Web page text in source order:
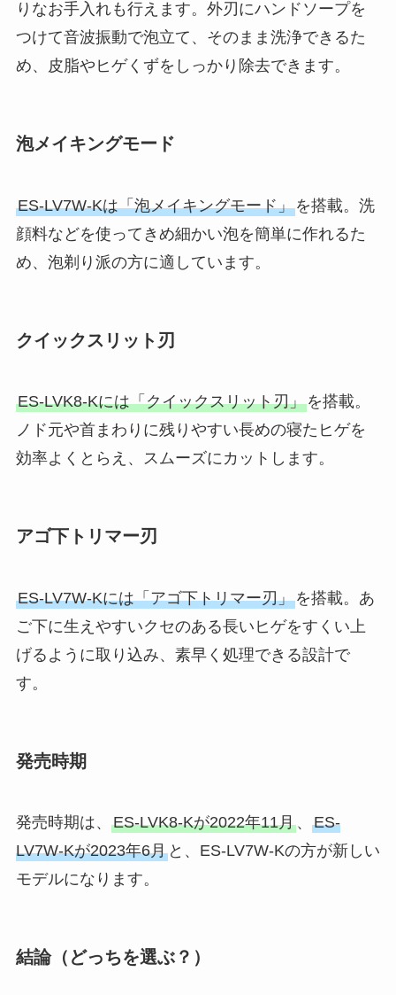
りなお手入れも行えます。外刃にハンドソープを
つけて音波振動で泡立て、そのまま洗浄できるた
め、皮脂やヒゲくずをしっかり除去できます。
泡メイキングモード
ES-LV7W-Kは「泡メイキングモード」を搭載。洗
顔料などを使ってきめ細かい泡を簡単に作れるた
め、泡剃り派の方に適しています。
クイックスリット刃
ES-LVK8-Kには「クイックスリット刃」を搭載。
ノド元や首まわりに残りやすい長めの寝たヒゲを
効率よくとらえ、スムーズにカットします。
アゴ下トリマー刃
ES-LV7W-Kには「アゴ下トリマー刃」を搭載。あ
ご下に生えやすいクセのある長いヒゲをすくい上
げるように取り込み、素早く処理できる設計で
す。
発売時期
発売時期は、 ES-LVK8-Kが2022年11月、 ES-
LV7W-Kが2023年6月と、ES-LV7W-Kの方が新しい
モデルになります。
結論（どっちを選ぶ？）